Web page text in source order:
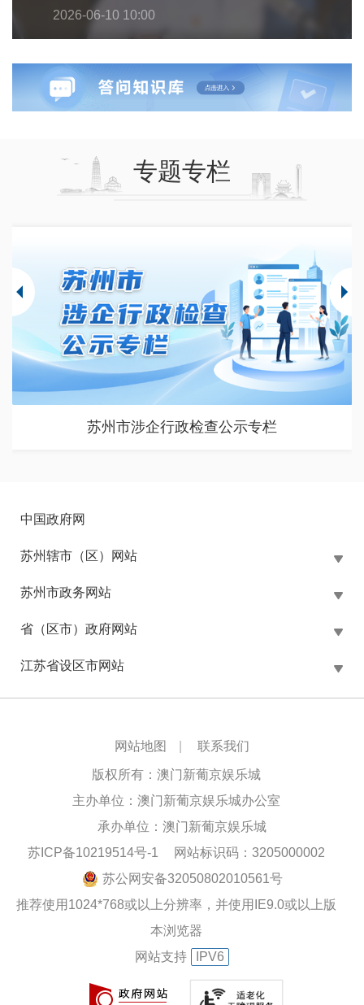
2026-06-10 10:00
专题专栏
苏州市涉企行政检查公示专栏
中国政府网
苏州辖市（区）网站
苏州市政务网站
省（区市）政府网站
江苏省设区市网站
网站地图 联系我们
版权所有：澳门新葡京娱乐城
主办单位：澳门新葡京娱乐城办公室
承办单位：澳门新葡京娱乐城
苏ICP备10219514号-1
网站标识码：3205000002
苏公网安备32050802010561号
推荐使用1024*768或以上分辨率，并使用IE9.0或以上版
本浏览器
网站支持
IPV6